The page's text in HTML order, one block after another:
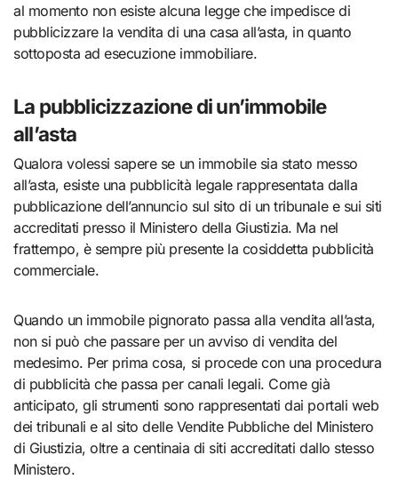
al momento non esiste alcuna legge che impedisce di
pubblicizzare la vendita di una casa all’asta, in quanto
sottoposta ad esecuzione immobiliare.
La pubblicizzazione di un’immobile
all’asta
Qualora volessi sapere se un immobile sia stato messo
all’asta, esiste una pubblicità legale rappresentata dalla
pubblicazione dell’annuncio sul sito di un tribunale e sui siti
accreditati presso il Ministero della Giustizia. Ma nel
frattempo, è sempre più presente la cosiddetta pubblicità
commerciale.
Quando un immobile pignorato passa alla vendita all’asta,
non si può che passare per un avviso di vendita del
medesimo. Per prima cosa, si procede con una procedura
di pubblicità che passa per canali legali. Come già
anticipato, gli strumenti sono rappresentati dai portali web
dei tribunali e al sito delle Vendite Pubbliche del Ministero
di Giustizia, oltre a centinaia di siti accreditati dallo stesso
Ministero.